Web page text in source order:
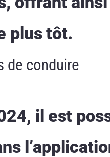
plus tôt.
de conduire
il est